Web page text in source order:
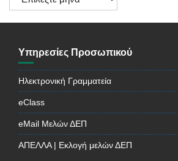
Ανακοινώσεων
Υπηρεσίες Προσωπικού
Ηλεκτρονική Γραμματεία
eClass
eMail Μελών ΔΕΠ
ΑΠΕΛΛΑ | Εκλογή μελών ΔΕΠ